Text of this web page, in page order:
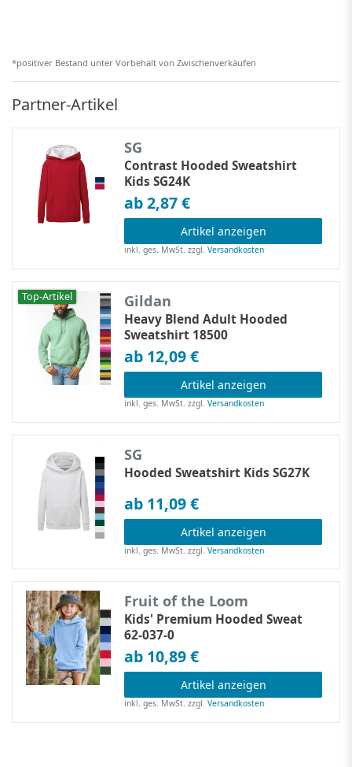
*positiver Bestand unter Vorbehalt von Zwischenverkäufen
Partner-Artikel
SG
Contrast Hooded Sweatshirt
Kids SG24K
ab 2,87 €
Artikel anzeigen
inkl. ges. MwSt. zzgl.Versandkosten
Top-Artikel Gildan
Heavy Blend Adult Hooded
Sweatshirt 18500
ab 12,09 €
Artikel anzeigen
inkl. ges. MwSt. zzgl.Versandkosten
SG
Hooded Sweatshirt Kids SG27K
ab 11,09 €
Artikel anzeigen
inkl. ges. MwSt. zzgl.Versandkosten
Fruit of the Loom
Kids' Premium Hooded Sweat
62-037-0
ab 10,89 €
Artikel anzeigen
inkl. ges. MwSt. zzgl.Versandkosten